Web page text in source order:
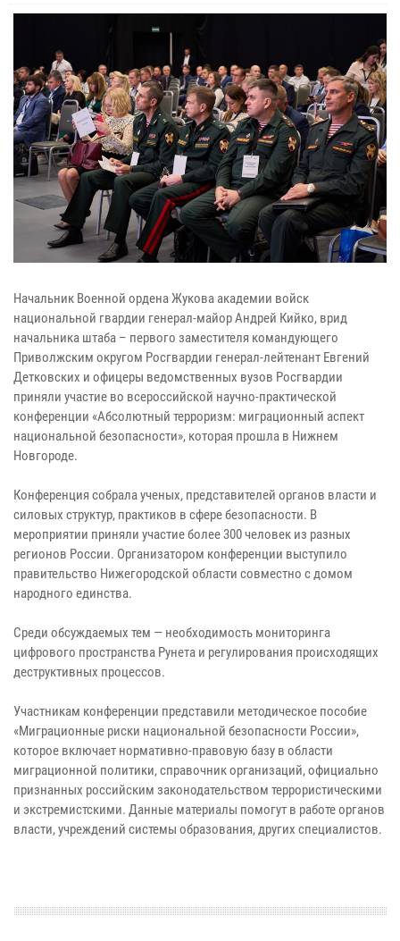
Начальник Военной ордена Жукова академии войск
национальной гвардии генерал-майор Андрей Кийко, врид
начальника штаба – первого заместителя командующего
Приволжским округом Росгвардии генерал-лейтенант Евгений
Детковских и офицеры ведомственных вузов Росгвардии
приняли участие во всероссийской научно-практической
конференции «Абсолютный терроризм: миграционный аспект
национальной безопасности», которая прошла в Нижнем
Новгороде.
Конференция собрала ученых, представителей органов власти и
силовых структур, практиков в сфере безопасности. В
мероприятии приняли участие более 300 человек из разных
регионов России. Организатором конференции выступило
правительство Нижегородской области совместно с домом
народного единства.
Среди обсуждаемых тем — необходимость мониторинга
цифрового пространства Рунета и регулирования происходящих
деструктивных процессов.
Участникам конференции представили методическое пособие
«Миграционные риски национальной безопасности России»,
которое включает нормативно-правовую базу в области
миграционной политики, справочник организаций, официально
признанных российским законодательством террористическими
и экстремистскими. Данные материалы помогут в работе органов
власти, учреждений системы образования, других специалистов.